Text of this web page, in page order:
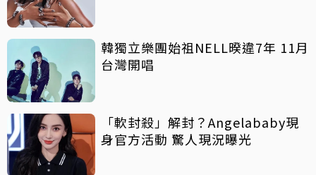
韓獨立樂團始祖NELL暌違7年 11月
台灣開唱
「軟封殺」解封？Angelababy現
身官方活動 驚人現況曝光